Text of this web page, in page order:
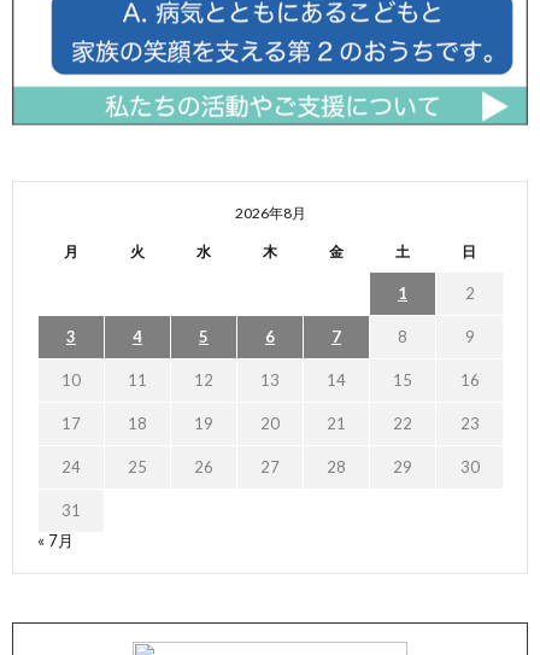
2026年8月
月 火 水 木 金 土 日
1 2
3 4 5 6 7 8 9
10 11 12 13 14 15 16
17 18 19 20 21 22 23
24 25 26 27 28 29 30
31
« 7月